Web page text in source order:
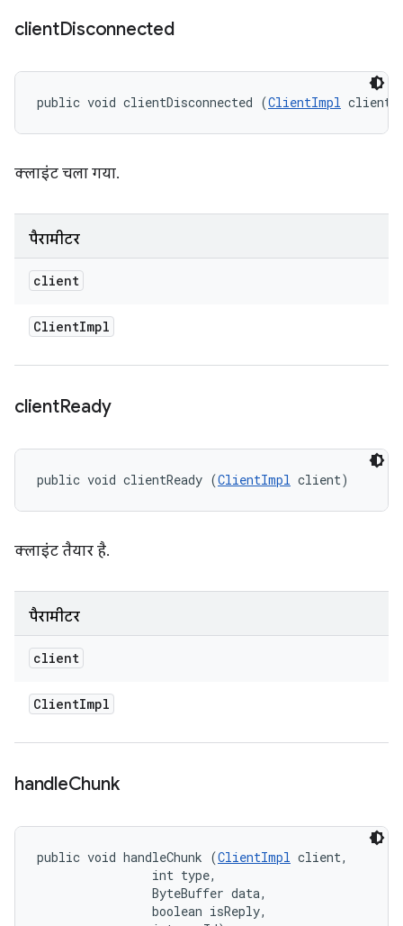
clientDisconnected
public void clientDisconnected (ClientImpl client)
क्लाइंट चला गया.
पैरामीटर
client
ClientImpl
clientReady
public void clientReady (ClientImpl client)
क्लाइंट तैयार है.
पैरामीटर
client
ClientImpl
handleChunk
public void handleChunk (ClientImpl client,
                int type,
                ByteBuffer data,
                boolean isReply,